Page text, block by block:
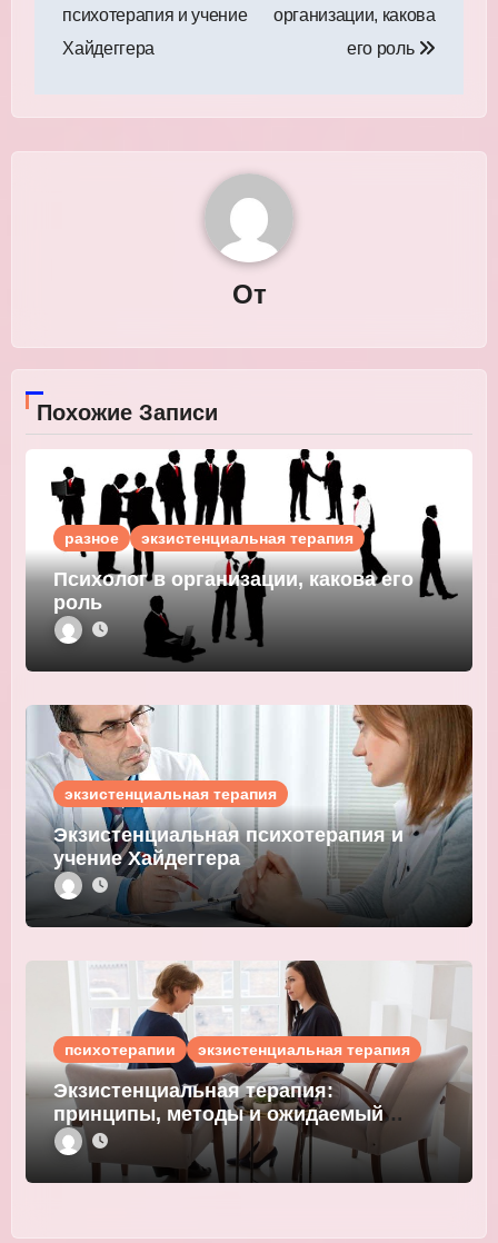
записям
психотерапия и учение
Хайдеггера
организации, какова
его роль
От
Похожие Записи
разное экзистенциальная терапия
Психолог в организации, какова его
роль
экзистенциальная терапия
Экзистенциальная психотерапия и
учение Хайдеггера
психотерапии экзистенциальная терапия
Экзистенциальная терапия:
принципы, методы и ожидаемый
результат